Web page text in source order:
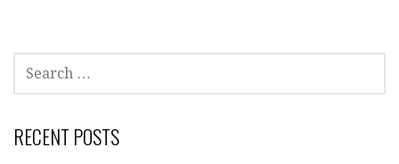
SEARCH
FOR:
RECENT POSTS